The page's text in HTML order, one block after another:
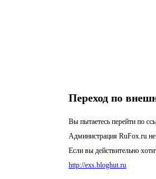
Переход по
Вы пытаетесь перейти по
Администрация RuFox.ru не
Если вы действительно
http://exs.bloghut.ru